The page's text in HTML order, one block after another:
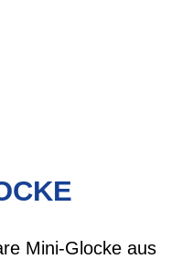
Mini-Glocke aus